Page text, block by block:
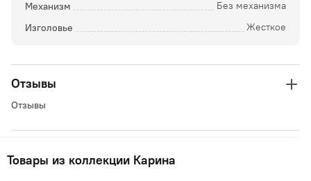
Механизм Без механизма
Изголовье Жесткое
Отзывы
Отзывы
Товары из коллекции Карина